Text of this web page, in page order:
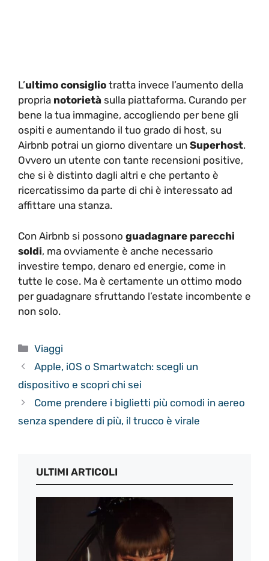
L’ultimo consiglio tratta invece l’aumento della
propria notorietà sulla piattaforma. Curando per
bene la tua immagine, accogliendo per bene gli
ospiti e aumentando il tuo grado di host, su
Airbnb potrai un giorno diventare un Superhost.
Ovvero un utente con tante recensioni positive,
che si è distinto dagli altri e che pertanto è
ricercatissimo da parte di chi è interessato ad
affittare una stanza.
Con Airbnb si possono guadagnare parecchi
soldi, ma ovviamente è anche necessario
investire tempo, denaro ed energie, come in
tutte le cose. Ma è certamente un ottimo modo
per guadagnare sfruttando l’estate incombente e
non solo.
Categorie
Viaggi
Apple, iOS o Smartwatch: scegli un
dispositivo e scopri chi sei
Come prendere i biglietti più comodi in aereo
senza spendere di più, il trucco è virale
ULTIMI ARTICOLI